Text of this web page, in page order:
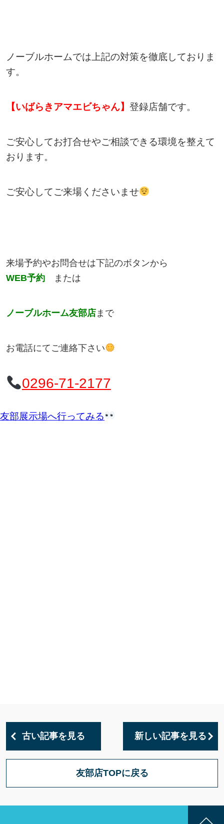
ノーブルホームでは上記の対策を徹底しておりま
す。
【いばらきアマエビちゃん】 登録店舗です。
ご安心してお打合せやご相談できる環境を整えて
おります。
ご安心してご来場くださいませ
来場予約やお問合せは下記のボタンから
WEB予約または
ノーブルホーム友部店まで
お電話にてご連絡下さい
0296-71-2177
友部展示場へ行ってみる
古い記事を見る 新しい記事を見る
友部店TOPに戻る